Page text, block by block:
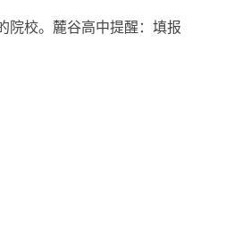
院校。麓谷高中提醒：填报